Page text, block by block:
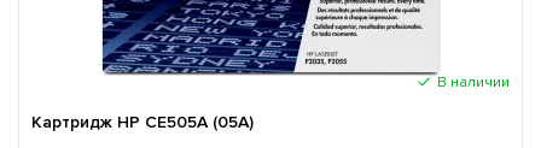
В наличии
Картридж HP CE505A (05A)